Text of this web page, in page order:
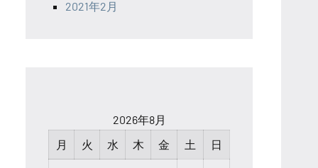
2021年2月
2026年8月
月
火 水 木 金 土 日